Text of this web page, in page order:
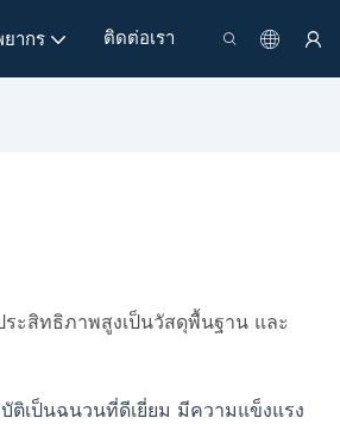
ากร ติดต่อเรา
ระสิทธิภาพสูงเป็นวัสดุพื้นฐาน และ
ติเป็นฉนวนที่ดีเยี่ยม มีความแข็งแรง